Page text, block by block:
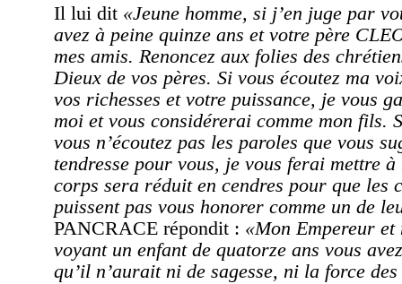
Il lui dit «Jeune homme, si j’en juge par
avez à peine quinze ans et votre père
mes amis. Renoncez aux folies des
Dieux de vos pères. Si vous écoutez ma
vos richesses et votre puissance, je vous
moi et vous considérerai comme mon fils.
vous n’écoutez pas les paroles que vous
tendresse pour vous, je vous ferai mettre
corps sera réduit en cendres pour que les
puissent pas vous honorer comme un de
PANCRACE répondit : «Mon Empereur
voyant un enfant de quatorze ans vous
qu’il n’aurait ni de sagesse, ni la force